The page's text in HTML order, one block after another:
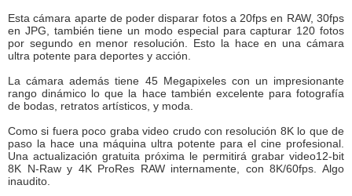
Esta cámara aparte de poder disparar fotos a 20fps en RAW, 30fps
en JPG, también tiene un modo especial para capturar 120 fotos
por segundo en menor resolución. Esto la hace en una cámara
ultra potente para deportes y acción.
La cámara además tiene 45 Megapixeles con un impresionante
rango dinámico lo que la hace también excelente para fotografía
de bodas, retratos artísticos, y moda.
Como si fuera poco graba video crudo con resolución 8K lo que de
paso la hace una máquina ultra potente para el cine profesional.
Una actualización gratuita próxima le permitirá grabar video12-bit
8K N-Raw y 4K ProRes RAW internamente, con 8K/60fps. Algo
inaudito.